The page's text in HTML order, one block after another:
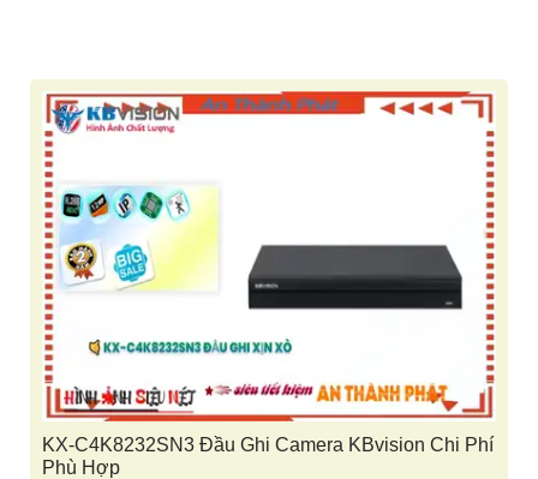
KX-C4K8232SN3 Đầu Ghi Camera KBvision Chi Phí
Phù Hợp